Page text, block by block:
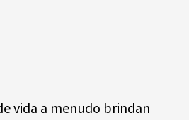
vida a menudo brindan